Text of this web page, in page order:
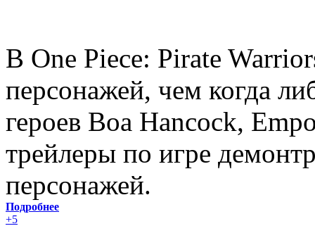
В One Piece: Pirate
персонажей, чем когда
героев Boa Hancock,
трейлеры по игре
персонажей.
Подробнее
+5